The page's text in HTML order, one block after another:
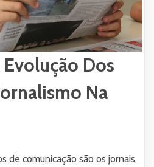
Dos
Na
de comunicação são os jornais,